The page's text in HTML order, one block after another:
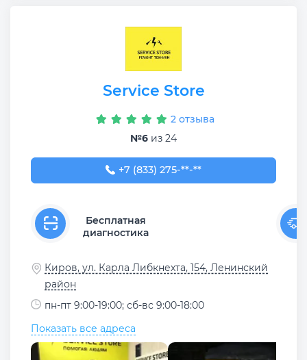
Service Store
2 отзыва
№6 из 24
+7 (833) 275-56-76
+7 (833) 275-**-**
Бесплатная
диагностика
Киров, ул. Карла Либкнехта, 154, Ленинский
район
пн-пт 9:00-19:00; сб-вс 9:00-18:00
Показать все адреса